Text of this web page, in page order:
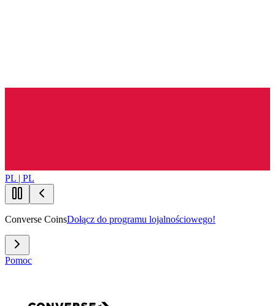
PL | PL
Converse CoinsDołącz do programu lojalnościowego!
Pomoc